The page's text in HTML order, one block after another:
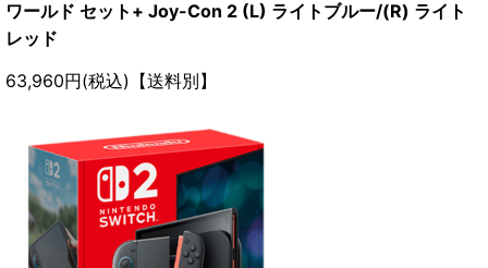
ワールド セット+ Joy-Con 2 (L) ライトブルー/(R) ライト
レッド
63,960円(税込)【送料別】